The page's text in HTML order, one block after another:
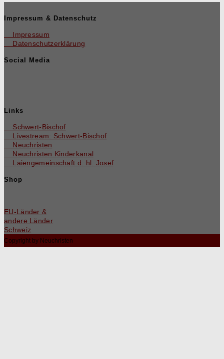
Impressum & Datenschutz
Impressum
Datenschutzerklärung
Social Media
Links
Schwert-Bischof
Livestream: Schwert-Bischof
Neuchristen
Neuchris­ten Kinderkanal
Laienge­mein­schaft d. hl. Josef
Shop
EU-Län­der &
andere Länder
Schweiz
Copyright by Neuchristen